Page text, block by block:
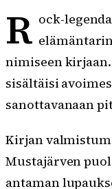
R ock-
nimiseen
sisältäisi
sanottavanaan
Kirjan
Mustajärven
antaman